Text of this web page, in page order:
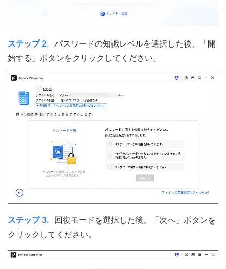
ステップ 2. パスワードの知識レベルを選択した後、「開
始する」ボタンをクリックしてください。
ステップ 3. 回復モードを選択した後、「次へ」ボタンを
クリックしてください。